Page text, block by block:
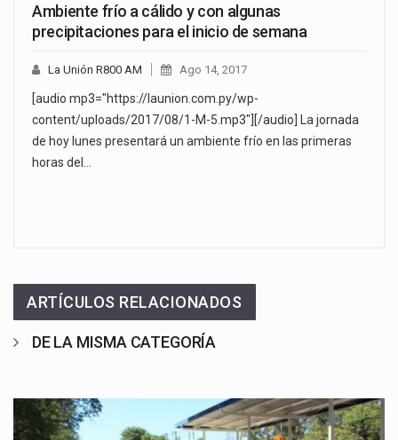
Ambiente frío a cálido y con algunas
precipitaciones para el inicio de semana
La Unión R800 AM Ago 14, 2017
[audio mp3="https://launion.com.py/wp-
content/uploads/2017/08/1-M-5.mp3"][/audio] La jornada
de hoy lunes presentará un ambiente frío en las primeras
horas del…
ARTÍCULOS RELACIONADOS
DE LA MISMA CATEGORÍA